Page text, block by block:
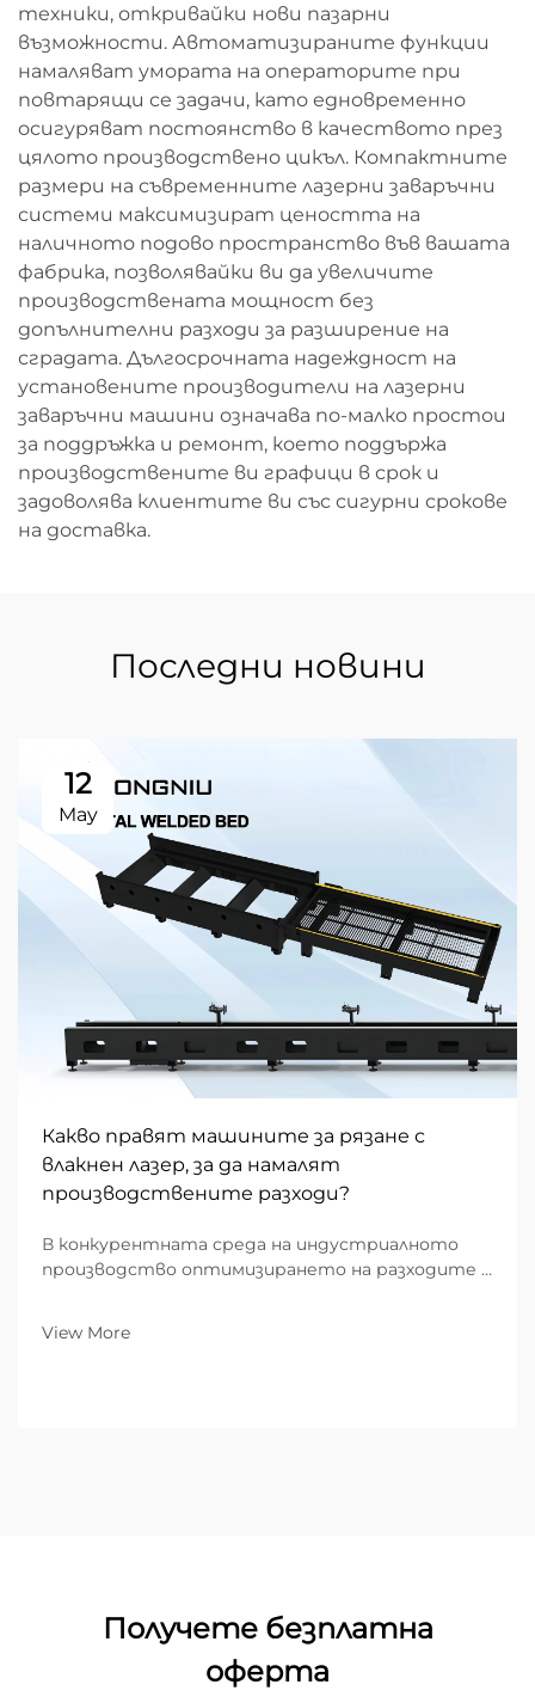
техники, откривайки нови пазарни
възможности. Автоматизираните функции
намаляват умората на операторите при
повтарящи се задачи, като едновременно
осигуряват постоянство в качеството през
цялото производствено цикъл. Компактните
размери на съвременните лазерни заваръчни
системи максимизират цеността на
наличното подово пространство във вашата
фабрика, позволявайки ви да увеличите
производствената мощност без
допълнителни разходи за разширение на
сградата. Дългосрочната надеждност на
установените производители на лазерни
заваръчни машини означава по-малко простои
за поддръжка и ремонт, което поддържа
производствените ви графици в срок и
задоволява клиентите ви със сигурни срокове
на доставка.
Последни новини
12
May
Какво правят машините за рязане с
влакнен лазер, за да намалят
производствените разходи?
В конкурентната среда на индустриалното
производство оптимизирането на разходите е
специализирани в метална обработка,
View More
Получете безплатна
оферта